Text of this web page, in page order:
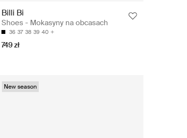
Billi Bi
Shoes - Mokasyny na obcasach
36 37 38 39 40
749 zł
New season